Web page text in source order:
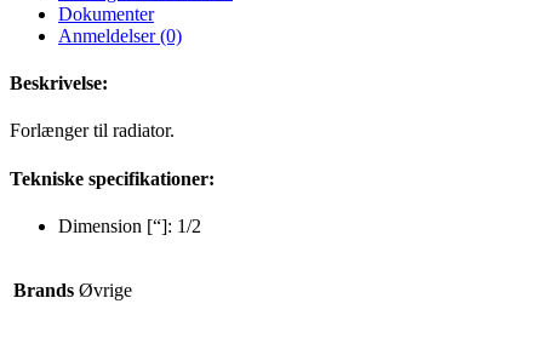
Dokumenter
Anmeldelser (0)
Beskrivelse:
Forlænger til radiator.
Tekniske specifikationer:
Dimension [“]: 1/2
Brands Øvrige